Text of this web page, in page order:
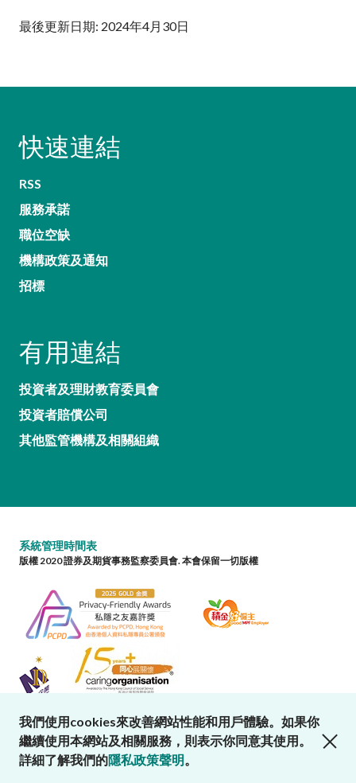
最後更新日期: 2024年4月30日
快速連結
RSS
服務承諾
職位空缺
機構政策及通知
招標
有用連結
投資者及理財教育委員會
投資者賠償公司
其他監管機構及相關組織
系統管理時間表
版權 2020 證券及期貨事務監察委員會. 本會保留一切版權
我們使用cookies來改善網站性能和用戶體驗。如果你
繼續使用本網站及相關服務，則表示你同意其使用。
詳細了解我們的隱私政策聲明。
close cookies alert